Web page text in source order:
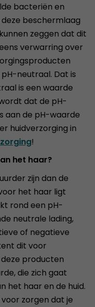
bacteriën en
beschermlaag
zeggen dat dit
verwarring over
neutraal. Dat is
is een waarde
dat de pH-
aan de pH-waarde
huidverzorging in
!
het haar?
zijn dan de
het haar ligt
rond een pH-
neutrale lading,
of negatieve
dit voor
producten
die zich gaat
het haar en de huid.
zorgen dat je